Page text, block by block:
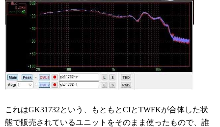
これはGK31732という、もともとCIとTWFKが合体した状
態で販売されているユニットをそのまま使ったもので、誰